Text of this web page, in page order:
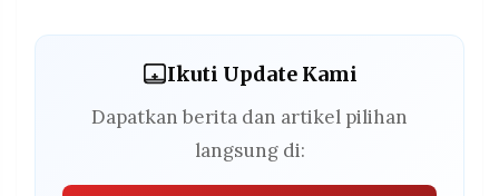
Ikuti Update Kami
Dapatkan berita dan artikel pilihan
langsung di: